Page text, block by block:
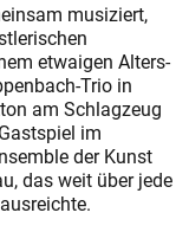
musiziert,
etwaigen Alters-
Trio in
am Schlagzeug
im
der Kunst
das weit über jede